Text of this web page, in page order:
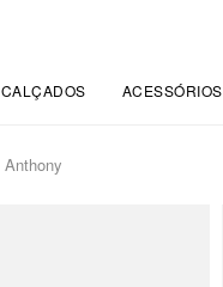
CALÇADOS ACESSÓRIOS
Anthony